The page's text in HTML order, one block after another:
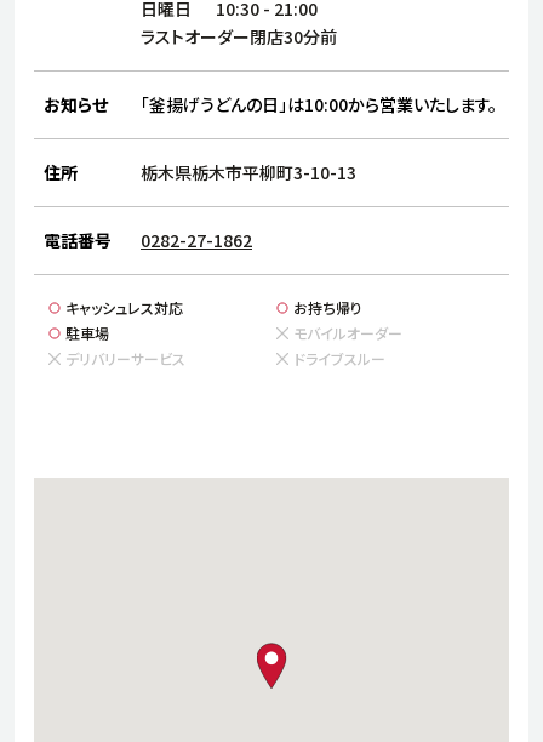
ブランド
店舗検索
店舗一覧
採用情報
よくある質問・お問い合わせ
日本語 English
日曜日
10:30 - 21:00
ラストオーダー閉店30分前
お知らせ 「釜揚げうどんの日」は10:00から営業いたします。
住所 栃木県栃木市平柳町3-10-13
電話番号 0282-27-1862
キャッシュレス対応
お持ち帰り
駐車場
モバイルオーダー
デリバリーサービス
ドライブスルー
map pin